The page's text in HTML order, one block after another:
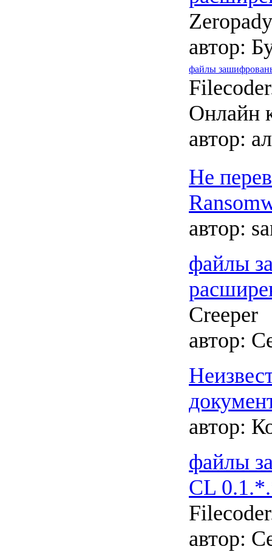
автор:
файлы
Онлайн
автор:
Не
автор:
файлы
Creeper
автор:
автор:
файлы
CL
автор: